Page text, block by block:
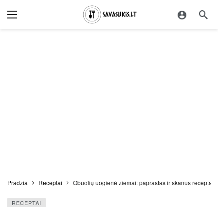
Pradžia Receptai Obuolių uogienė žiemai: paprastas ir skanus receptas
RECEPTAI